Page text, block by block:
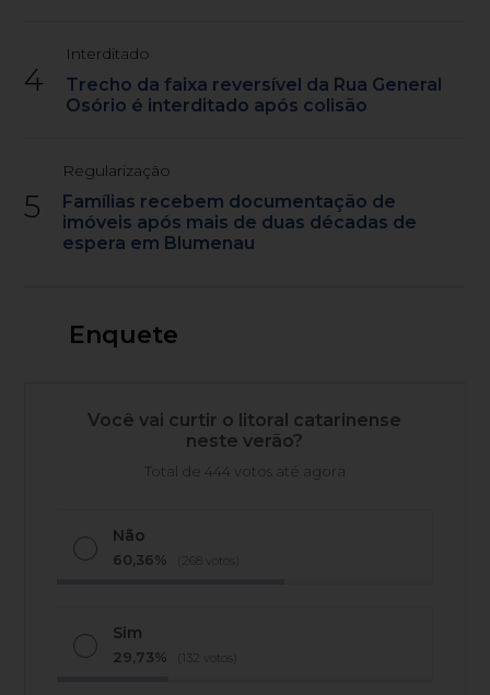
4
Interditado
Trecho da faixa reversível da Rua General
Osório é interditado após colisão
5
Regularização
Famílias recebem documentação de
imóveis após mais de duas décadas de
espera em Blumenau
Enquete
Você vai curtir o litoral catarinense
neste verão?
Total de 444 votos até agora
Não
60,36% (268 votos)
Sim
29,73% (132 votos)